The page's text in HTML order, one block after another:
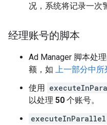
况，系统将记录一次
经理账号的脚本
Ad Manager 脚本处
额，如
上一部分中所
使用
以处理 50 个账号。
executeInParallel